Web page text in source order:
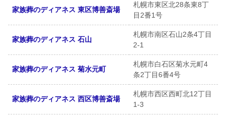
家族葬のディアネス 東区博善斎場
札幌市東区北28条東8丁
目2番1号
家族葬のディアネス 石山
札幌市南区石山2条4丁目
2-1
家族葬のディアネス 菊水元町
札幌市白石区菊水元町4
条2丁目6番4号
家族葬のディアネス 西区博善斎場
札幌市西区西町北12丁目
1-3